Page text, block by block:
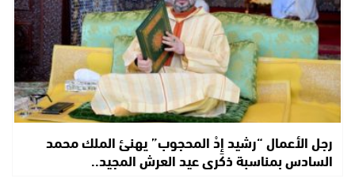
رجل الأعمال “رشيد إِدْ المحجوب” يهنئ الملك محمد
السادس بمناسبة ذكرى عيد العرش المجيد..